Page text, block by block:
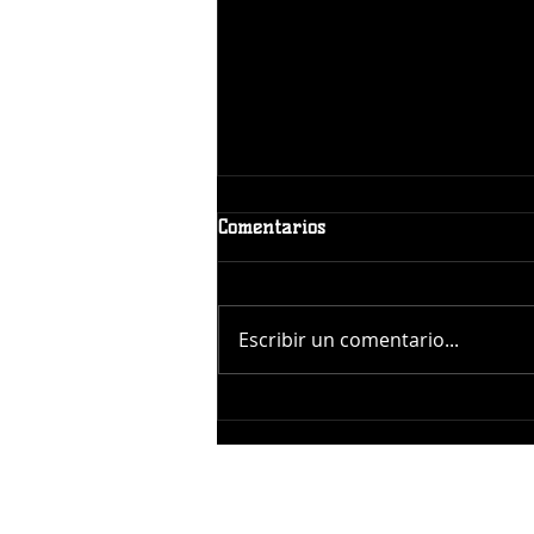
Comentarios
Escribir un comentario...